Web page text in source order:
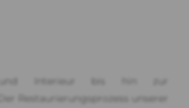
und Interieur bis hin zur
Restaurierungsprozess unserer